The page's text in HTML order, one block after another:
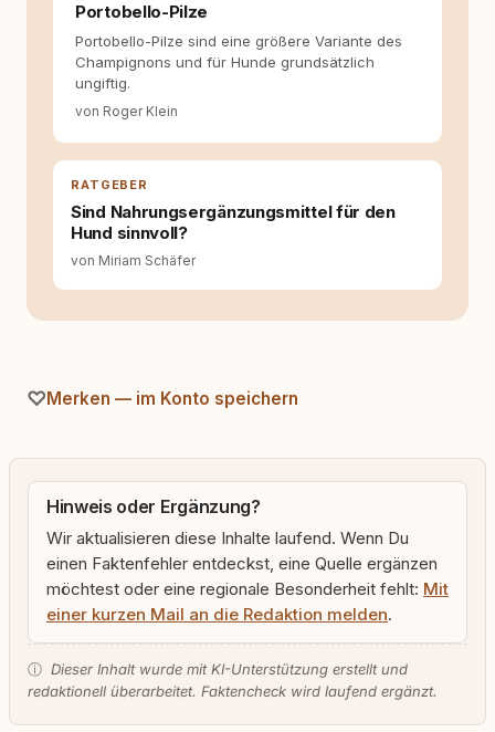
Welche Themen sind relevant? Welche
Fragen stehen dahinter? Und wie lassen sich
Inhalte so aufbereiten, dass sie verständlich,
fundiert und für unsere Leser wirklich
hilfreich sind? Ich glaube, dass Emotionen
allein nicht ausreichen. Gute Entscheidungen
entstehen dort, wo Information,
Hinterfragen zusammenkommen. Mit meinen
Texten möchte ich genau dazu beitragen.
Portobello-Pilze
Portobello-Pilze sind eine größere Variante des
Champignons und für Hunde grundsätzlich
ungiftig.
von Roger Klein
RATGEBER
Sind Nahrungsergänzungsmittel für den
Hund sinnvoll?
von Miriam Schäfer
Merken — im Konto speichern
Hinweis oder Ergänzung?
Wir aktualisieren diese Inhalte laufend. Wenn Du
einen Faktenfehler entdeckst, eine Quelle ergänzen
möchtest oder eine regionale Besonderheit fehlt: Mit
einer kurzen Mail an die Redaktion melden.
ⓘ Dieser Inhalt wurde mit KI-Unterstützung erstellt und
redaktionell überarbeitet. Faktencheck wird laufend ergänzt.